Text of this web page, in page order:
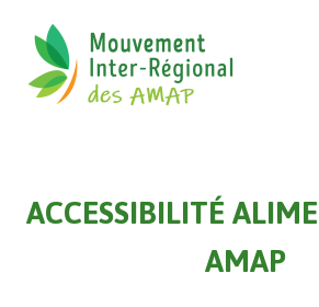
contenu
ACCESSIBILITÉ
AMAP